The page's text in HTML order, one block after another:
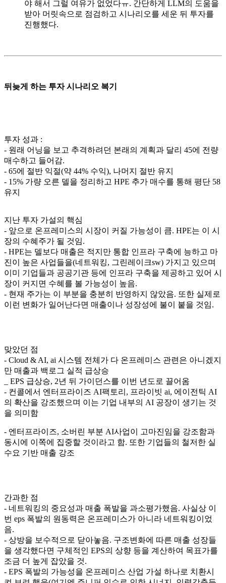
야 해서 그럴 여유가 없었다ㅠ. 간단하게 LLM의 도움을
받아 머릿속으로 점검하고 시나리오를 세운 뒤 투자를
진행했다.
뒤늦게 하는 투자 시나리오 복기
투자 성과 :
- 원래 어닝을 보고 추격하려던 본래의 계획과 달리 45에 전량
매수하고 들어감.
- 65에 절반 익절(약 44% 수익), 나머지 절반 유지
- 15% 가량 오른 델을 정리하고 HPE 추가 매수를 통해 평단 58
유지
지난 투자 가설의 핵심
- 앞으로 온프레미스의 시장이 커질 가능성이 큼. HPE는 이 시
장의 수혜주가 될 것임.
- HPE는 델보다 매출은 적지만 통합 인프라 구축에 능하고 마
진이 높은 사업들을(네트워킹, 그린레이크sw) 가지고 있으며
이미 기업들과 공공기관 등에 인프라 구축을 제공하고 있어 시
장이 커지면 수혜를 볼 가능성이 높음.
- 현재 주가는 이 부분을 충분히 반영하지 않았음. 또한 실제로
이런 변화가 일어난다면 매출이나 성장성에 불이 붙을 것임.
맞았던 점
- Cloud & AI, ai 시스템 전체가 다 온프레미스 관련은 아니겠지
만 매출과 백로그 실적 급상승
_ EPS 급상승, 2년 뒤 가이던스를 이번 년도로 끌어옴
- 컨콜에서 엔터프라이즈 AI팩토리, 프라이빗 ai, 에이전틱 AI
의 확산을 강조했으며 이는 기업 내부의 AI 공장이 생기는 것
을 의미함
- 엔터프라이즈, 소버린 부분 AI사업이 고마진임을 강조함과
동시에 이쪽에 집중할 것이라고 함. 또한 기업들의 철저한 실
수요 기반 매출 강조
간과한 점
- 네트워킹의 중요성과 매출 폭발을 과소평가했음. 사실상 이
번 eps 폭발의 원동력은 온프레미스가 아니라 네트워킹이었
음.
- 상방을 보수적으로 닫아놓음. 구조변화에 따른 매출 성장들
을 생각했다면 구체적인 EPS의 상향 등을 계산하여 목표가를
조금 더 높게 잡았을 것.
- EPS 폭발의 가능성을 온프레미스 산업 가설 하나로 치환시